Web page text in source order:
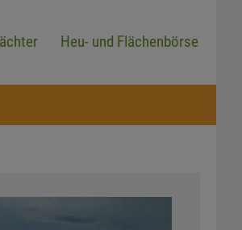
Heu- und Flächenbörse